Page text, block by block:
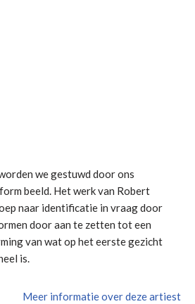
we gestuwd door ons
beeld. Het werk van Robert
naar identificatie in vraag door
door aan te zetten tot een
van wat op het eerste gezicht
is.
Meer informatie over deze artiest